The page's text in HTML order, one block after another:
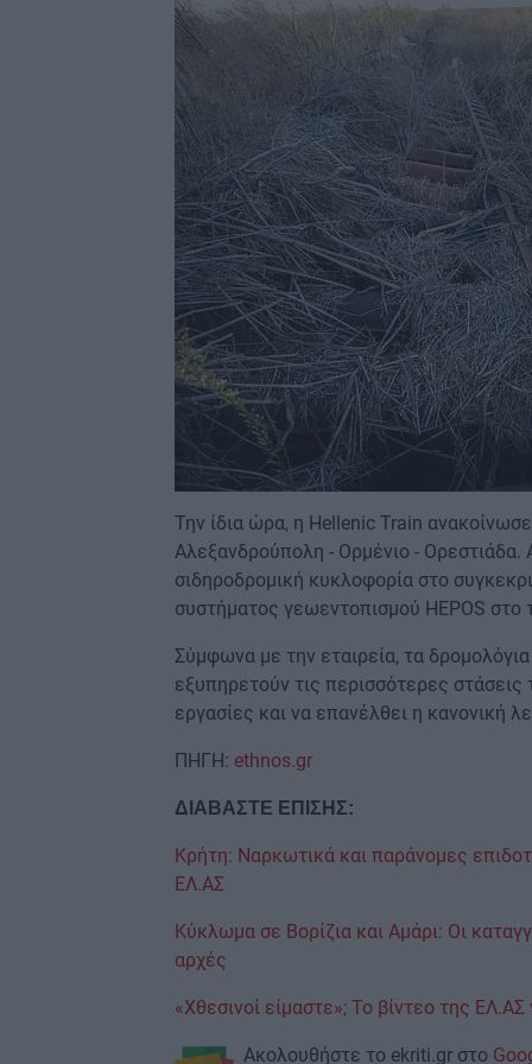
Την ίδια ώρα, η Hellenic Train
Αλεξανδρούπολη - Ορμένιο -
σιδηροδρομική κυκλοφορία στο
συστήματος γεωεντοπισμού HEPOS στο
Σύμφωνα με την εταιρεία, τα
εξυπηρετούν τις περισσότερες
εργασίες και να επανέλθει η κανονική
ΠΗΓΗ: ethnos.gr
ΔΙΑΒΑΣΤΕ ΕΠΙΣΗΣ:
Κρήτη: Nαρκωτικά και παράνομες
ΕΛ.ΑΣ
Κύκλωμα σε Βορίζια και Αμάρι: Οι
αρχές
«Χθεσινοί είμαστε»; Το βίντεο της
Ακολουθήστε το ekriti.gr στο